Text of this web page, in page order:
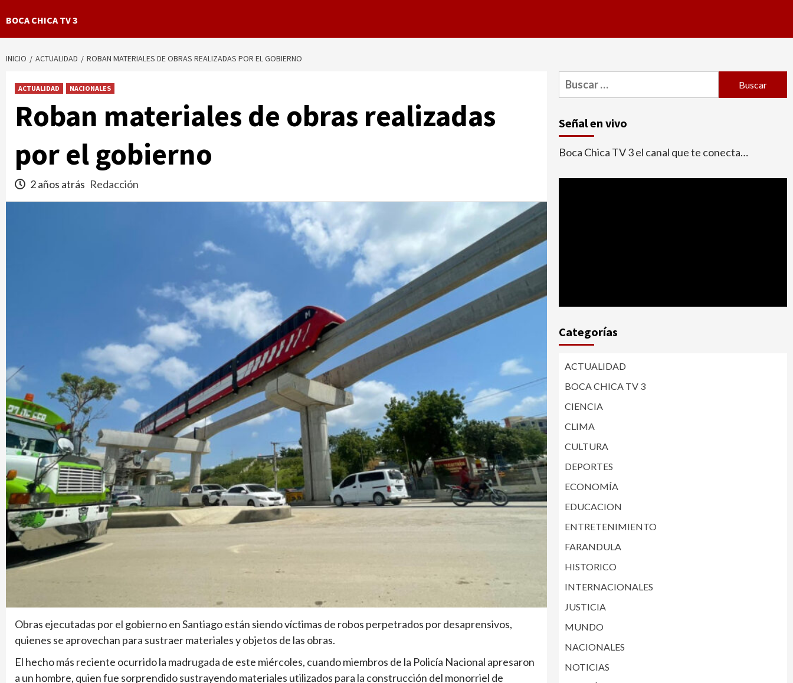
BOCA CHICA TV 3
INICIO ACTUALIDAD ROBAN MATERIALES DE OBRAS REALIZADAS POR EL GOBIERNO
ACTUALIDAD NACIONALES
Roban materiales de obras realizadas
por el gobierno
2 años atrás Redacción
Obras ejecutadas por el gobierno en Santiago están siendo víctimas de robos perpetrados por desaprensivos,
quienes se aprovechan para sustraer materiales y objetos de las obras.
El hecho más reciente ocurrido la madrugada de este miércoles, cuando miembros de la Policía Nacional apresaron
a un hombre, quien fue sorprendido sustrayendo materiales utilizados para la construcción del monorriel de
Buscar:
Señal en vivo
Boca Chica TV 3 el canal que te conecta…
Categorías
ACTUALIDAD
BOCA CHICA TV 3
CIENCIA
CLIMA
CULTURA
DEPORTES
ECONOMÍA
EDUCACION
ENTRETENIMIENTO
FARANDULA
HISTORICO
INTERNACIONALES
JUSTICIA
MUNDO
NACIONALES
NOTICIAS